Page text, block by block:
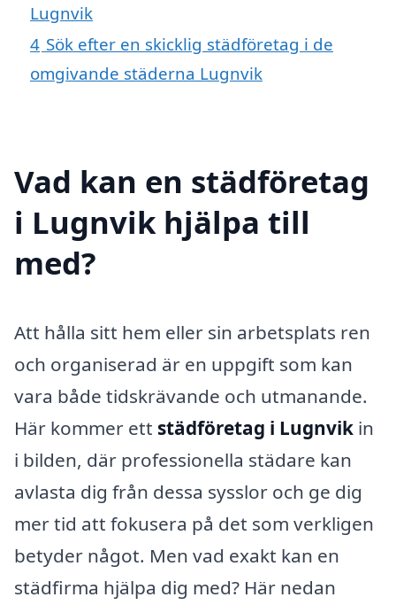
Lugnvik
4 Sök efter en skicklig städföretag i de
omgivande städerna Lugnvik
Vad kan en städföretag
i Lugnvik hjälpa till
med?
Att hålla sitt hem eller sin arbetsplats ren
och organiserad är en uppgift som kan
vara både tidskrävande och utmanande.
Här kommer ett städföretag i Lugnvik in
i bilden, där professionella städare kan
avlasta dig från dessa sysslor och ge dig
mer tid att fokusera på det som verkligen
betyder något. Men vad exakt kan en
städfirma hjälpa dig med? Här nedan